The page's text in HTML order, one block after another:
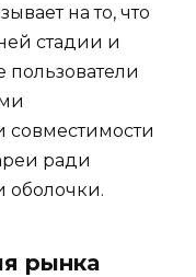
на то, что
стадии и
пользователи
совместимости
ради
оболочки.
рынка